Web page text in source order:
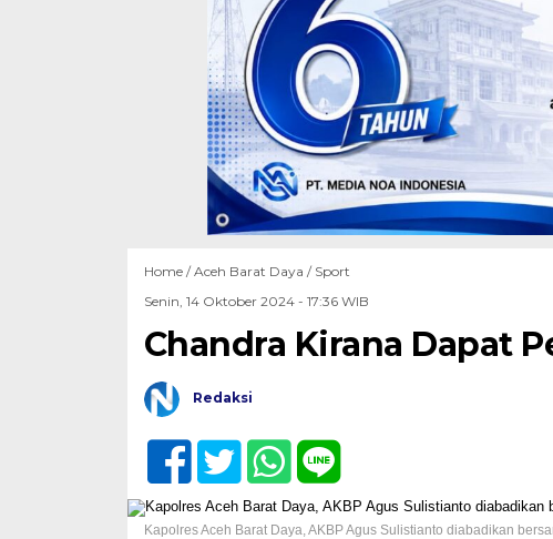
Home /Aceh Barat Daya / Sport
Senin, 14 Oktober 2024 - 17:36 WIB
Chandra Kirana Dapat
Redaksi
Kapolres Aceh Barat Daya, AKBP Agus Sulistianto diabadikan